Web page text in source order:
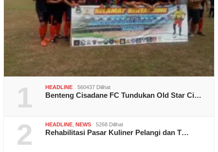
1 HEADLINE 560437 Dilihat
Benteng Cisadane FC Tundukan Old Star Ci…
2 HEADLINE NEWS 5268 Dilihat
Rehabilitasi Pasar Kuliner Pelangi dan T…